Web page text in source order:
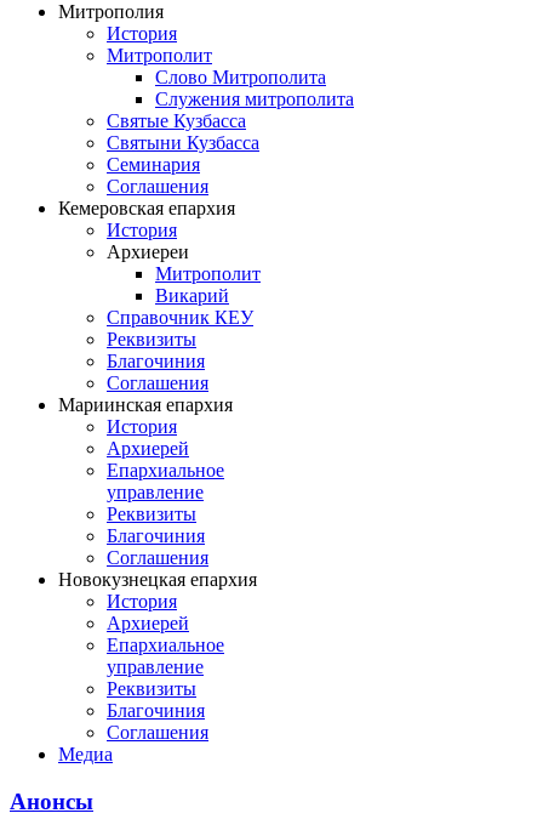
Митрополия
История
Митрополит
Слово Митрополита
Служения митрополита
Святые Кузбасса
Святыни Кузбасса
Семинария
Соглашения
Кемеровская епархия
История
Архиереи
Митрополит
Викарий
Справочник КЕУ
Реквизиты
Благочиния
Соглашения
Мариинская епархия
История
Архиерей
Епархиальное
управление
Реквизиты
Благочиния
Соглашения
Новокузнецкая епархия
История
Архиерей
Епархиальное
управление
Реквизиты
Благочиния
Соглашения
Медиа
Анонсы